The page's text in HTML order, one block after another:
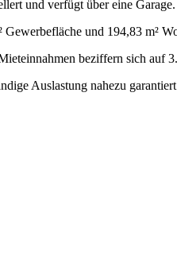
und verfügt über eine
und 194,83 m²
beziffern sich auf
Auslastung nahezu